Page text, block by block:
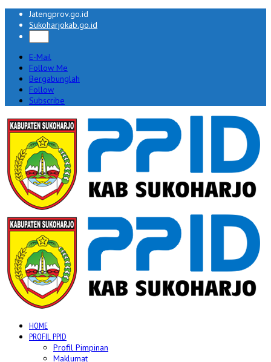
Jatengprov.go.id
Sukoharjokab.go.id
E-Mail
Follow Me
Bergabunglah
Follow
Subscribe
HOME
PROFIL PPID
Profil Pimpinan
Maklumat